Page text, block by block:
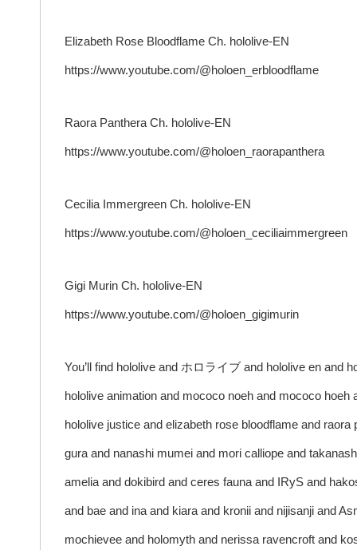
Elizabeth Rose Bloodflame Ch. hololive-EN
https://www.youtube.com/@holoen_erbloodflame
Raora Panthera Ch. hololive-EN
https://www.youtube.com/@holoen_raorapanthera
Cecilia Immergreen Ch. hololive-EN
https://www.youtube.com/@holoen_ceciliaimmergreen
Gigi Murin Ch. hololive-EN
https://www.youtube.com/@holoen_gigimurin
You’ll find hololive and ホロライブ and hololive en and
hololive animation and mococo noeh and mococo
hololive justice and elizabeth rose bloodflame and
gura and nanashi mumei and mori calliope and
amelia and dokibird and ceres fauna and IRyS and
and bae and ina and kiara and kronii and nijisanji and
mochievee and holomyth and nerissa ravencroft and